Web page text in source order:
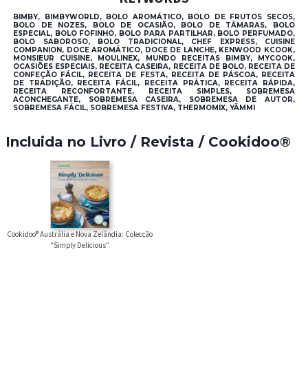
BIMBY, BIMBYWORLD, BOLO AROMÁTICO, BOLO DE FRUTOS SECOS,
BOLO DE NOZES, BOLO DE OCASIÃO, BOLO DE TÂMARAS, BOLO
ESPECIAL, BOLO FOFINHO, BOLO PARA PARTILHAR, BOLO PERFUMADO,
BOLO SABOROSO, BOLO TRADICIONAL, CHEF EXPRESS, CUISINE
COMPANION, DOCE AROMÁTICO, DOCE DE LANCHE, KENWOOD KCOOK,
MONSIEUR CUISINE, MOULINEX, MUNDO RECEITAS BIMBY, MYCOOK,
OCASIÕES ESPECIAIS, RECEITA CASEIRA, RECEITA DE BOLO, RECEITA DE
CONFEÇÃO FÁCIL, RECEITA DE FESTA, RECEITA DE PÁSCOA, RECEITA
DE TRADIÇÃO, RECEITA FÁCIL, RECEITA PRÁTICA, RECEITA RÁPIDA,
RECEITA RECONFORTANTE, RECEITA SIMPLES, SOBREMESA
ACONCHEGANTE, SOBREMESA CASEIRA, SOBREMESA DE AUTOR,
SOBREMESA FÁCIL, SOBREMESA FESTIVA, THERMOMIX, YÄMMI
Incluida no Livro / Revista / Cookidoo®
Cookidoo® Austrália e Nova Zelândia: Colecção
“Simply Delicious”